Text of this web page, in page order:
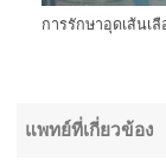
การรักษาอุดเส้นเ
แพทย์ที่เกี่ยวข้อง